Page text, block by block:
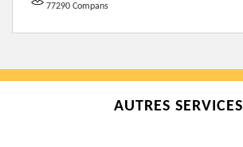
77290 Compans
AUTRES SERVICES